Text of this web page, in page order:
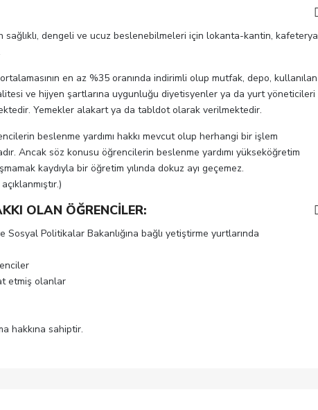
sağlıklı, dengeli ve ucuz beslenebilmeleri için lokanta-kantin, kafeterya
en az %35 oranında indirimli olup mutfak, depo, kullanılan
ve hijyen şartlarına uygunluğu diyetisyenler ya da yurt yöneticileri
Yemekler alakart ya da tabldot olarak verilmektedir.
beslenme yardımı hakkı mevcut olup herhangi bir işlem
Ancak söz konusu öğrencilerin beslenme yardımı yükseköğretim
kaydıyla bir öğretim yılında dokuz ayı geçemez.
OLAN ÖĞRENCİLER:
Politikalar Bakanlığına bağlı yetiştirme yurtlarında
etmiş olanlar
hakkına sahiptir.